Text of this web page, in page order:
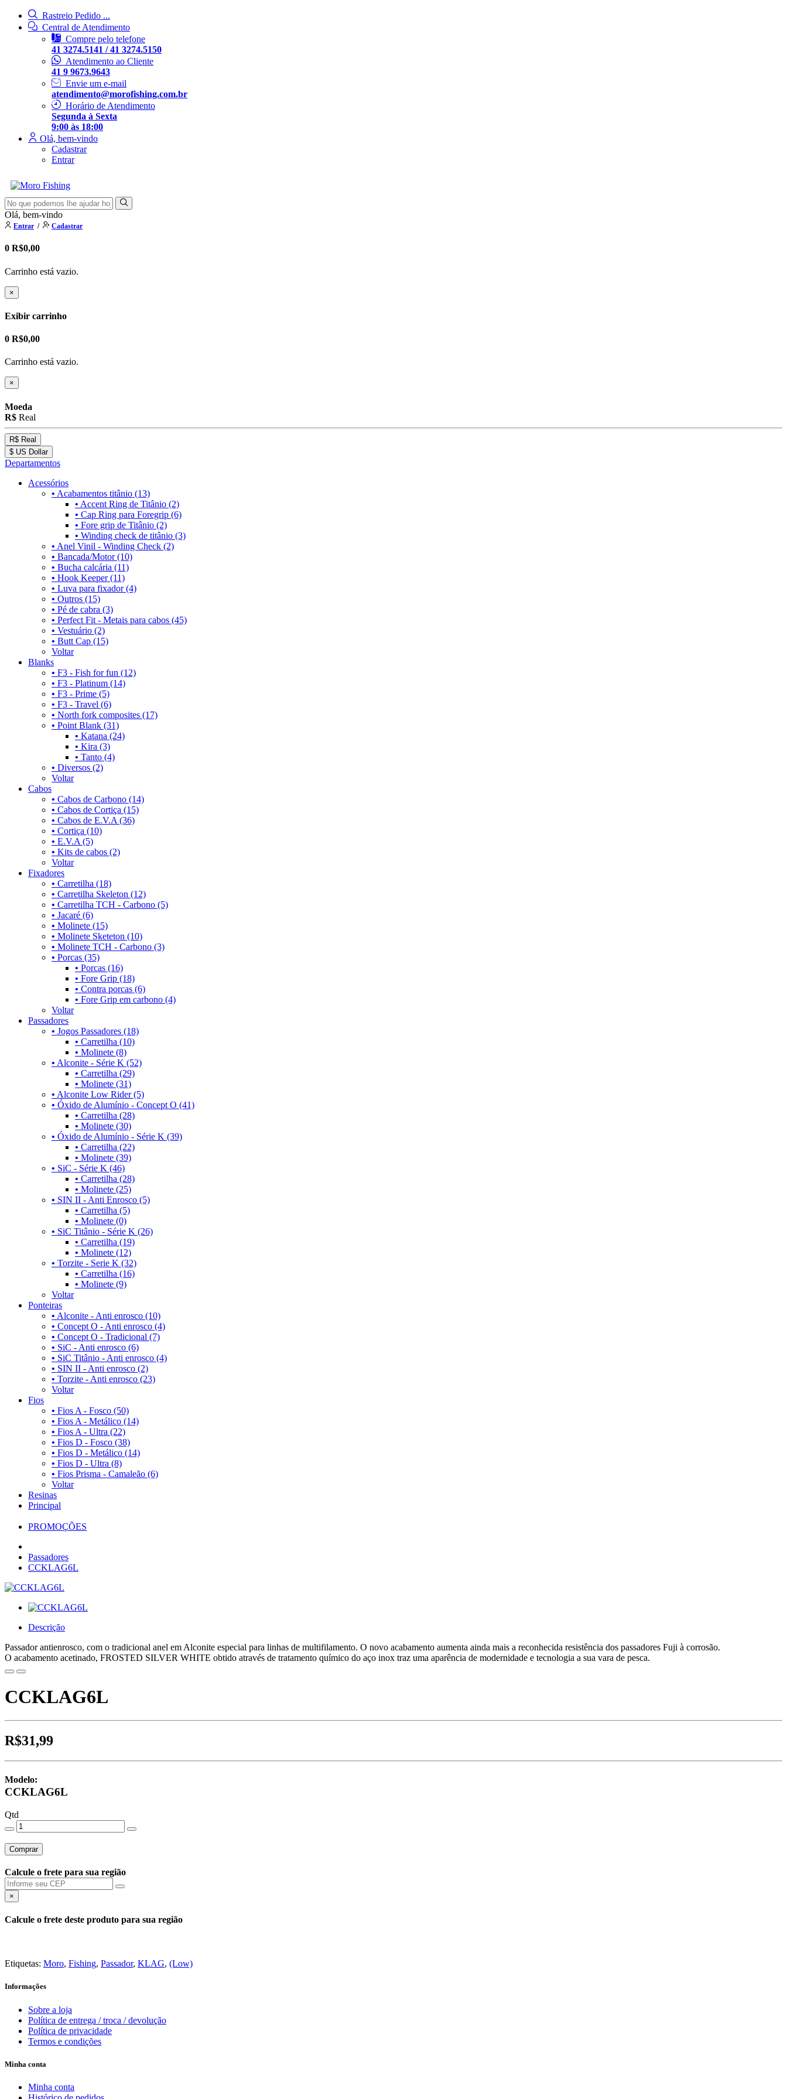
Rastreio Pedido ...
Central de Atendimento
Compre pelo telefone
41 3274.5141 / 41 3274.5150
Atendimento ao Cliente
41 9 9673.9643
Envie um e-mail
atendimento@morofishing.com.br
Horário de Atendimento
Segunda à Sexta
9:00 às 18:00
Olá, bem-vindo
Cadastrar
Entrar
Olá, bem-vindo
Entrar / Cadastrar
0 R$0,00
Carrinho está vazio.
×
Exibir carrinho
0 R$0,00
Carrinho está vazio.
×
Moeda
R$ Real
R$ Real
$ US Dollar
Departamentos
Acessórios
• Acabamentos titânio (13)
• Accent Ring de Titânio (2)
• Cap Ring para Foregrip (6)
• Fore grip de Titânio (2)
• Winding check de titânio (3)
• Anel Vinil - Winding Check (2)
• Bancada/Motor (10)
• Bucha calcária (11)
• Hook Keeper (11)
• Luva para fixador (4)
• Outros (15)
• Pé de cabra (3)
• Perfect Fit - Metais para cabos (45)
• Vestuário (2)
• Butt Cap (15)
Voltar
Blanks
• F3 - Fish for fun (12)
• F3 - Platinum (14)
• F3 - Prime (5)
• F3 - Travel (6)
• North fork composites (17)
• Point Blank (31)
• Katana (24)
• Kira (3)
• Tanto (4)
• Diversos (2)
Voltar
Cabos
• Cabos de Carbono (14)
• Cabos de Cortiça (15)
• Cabos de E.V.A (36)
• Cortiça (10)
• E.V.A (5)
• Kits de cabos (2)
Voltar
Fixadores
• Carretilha (18)
• Carretilha Skeleton (12)
• Carretilha TCH - Carbono (5)
• Jacaré (6)
• Molinete (15)
• Molinete Sketeton (10)
• Molinete TCH - Carbono (3)
• Porcas (35)
• Porcas (16)
• Fore Grip (18)
• Contra porcas (6)
• Fore Grip em carbono (4)
Voltar
Passadores
• Jogos Passadores (18)
• Carretilha (10)
• Molinete (8)
• Alconite - Série K (52)
• Carretilha (29)
• Molinete (31)
• Alconite Low Rider (5)
• Óxido de Alumínio - Concept O (41)
• Carretilha (28)
• Molinete (30)
• Óxido de Alumínio - Série K (39)
• Carretilha (22)
• Molinete (39)
• SiC - Série K (46)
• Carretilha (28)
• Molinete (25)
• SIN II - Anti Enrosco (5)
• Carretilha (5)
• Molinete (0)
• SiC Titânio - Série K (26)
• Carretilha (19)
• Molinete (12)
• Torzite - Serie K (32)
• Carretilha (16)
• Molinete (9)
Voltar
Ponteiras
• Alconite - Anti enrosco (10)
• Concept O - Anti enrosco (4)
• Concept O - Tradicional (7)
• SiC - Anti enrosco (6)
• SiC Titânio - Anti enrosco (4)
• SIN II - Anti enrosco (2)
• Torzite - Anti enrosco (23)
Voltar
Fios
• Fios A - Fosco (50)
• Fios A - Metálico (14)
• Fios A - Ultra (22)
• Fios D - Fosco (38)
• Fios D - Metálico (14)
• Fios D - Ultra (8)
• Fios Prisma - Camaleão (6)
Voltar
Resinas
Principal
PROMOÇÕES
Passadores
CCKLAG6L
Descrição
Passador antienrosco, com o tradicional anel em Alconite especial para linhas de multifilamento. O novo acabamento aumenta ainda mais a reconhecida resistência dos passadores Fuji à corrosão.
O acabamento acetinado, FROSTED SILVER WHITE obtido através de tratamento químico do aço inox traz uma aparência de modernidade e tecnologia a sua vara de pesca.
CCKLAG6L
R$31,99
Modelo:
CCKLAG6L
Qtd
Comprar
Calcule o frete para sua região
×
Calcule o frete deste produto para sua região
Etiquetas: Moro, Fishing, Passador, KLAG, (Low)
Informações
Sobre a loja
Política de entrega / troca / devolução
Política de privacidade
Termos e condições
Minha conta
Minha conta